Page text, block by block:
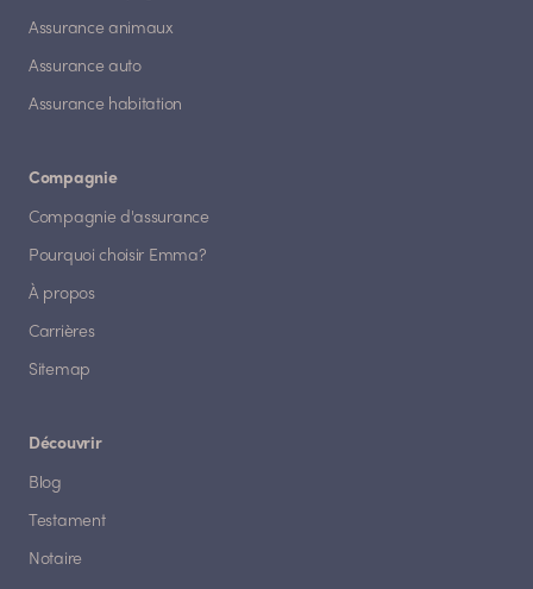
Assurance animaux
Assurance auto
Assurance habitation
Compagnie
Compagnie d'assurance
Pourquoi choisir Emma?
À propos
Carrières
Sitemap
Découvrir
Blog
Testament
Notaire